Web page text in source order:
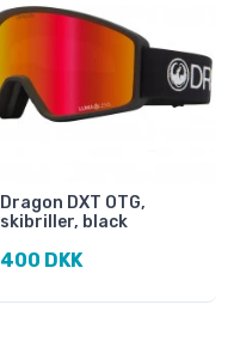
Dragon DXT OTG,
skibriller, black
400 DKK